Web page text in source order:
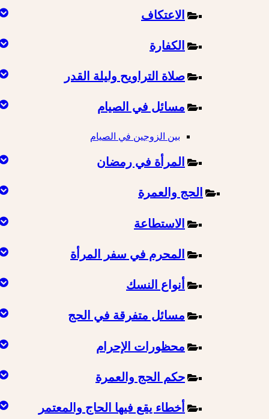
الاعتكاف
الكفارة
صلاة التراويح وليلة القدر
مسائل في الصيام
بين الزوجين في الصيام
المرأة في رمضان
الحج والعمرة
الاستطاعة
المحرم في سفر المرأة
أنواع النسك
مسائل متفرقة في الحج
محظورات الإحرام
حكم الحج والعمرة
أخطاء يقع فيها الحاج والمعتمر